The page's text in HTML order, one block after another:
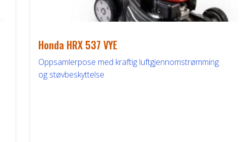
Honda HRX 537 VYE
Oppsamlerpose med kraftig luftgjennomstrømming
og støvbeskyttelse